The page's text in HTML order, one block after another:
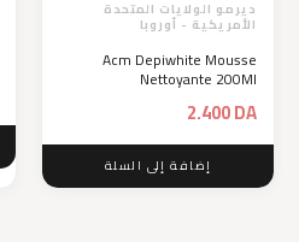
ديرمو الولايات المتحدة
الأمريكية - أوروبا
Acm Depiwhite Mousse
Nettoyante 200Ml
2.400DA
إضافة إلى السلة